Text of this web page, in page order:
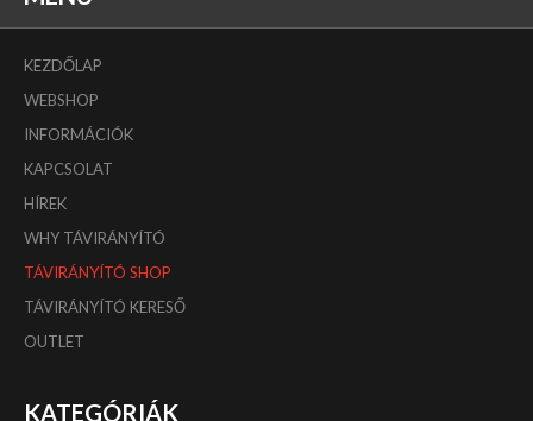
KEZDŐLAP
WEBSHOP
INFORMÁCIÓK
KAPCSOLAT
HÍREK
WHY TÁVIRÁNYÍTÓ
TÁVIRÁNYÍTÓ SHOP
TÁVIRÁNYÍTÓ KERESŐ
OUTLET
KATEGÓRIÁK